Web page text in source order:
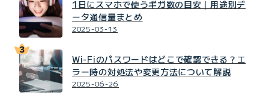
1日にスマホで使うギガ数の目安｜用途別デ
ータ通信量まとめ
2025-03-13
Wi-Fiのパスワードはどこで確認できる？エ
ラー時の対処法や変更方法について解説
2025-06-26